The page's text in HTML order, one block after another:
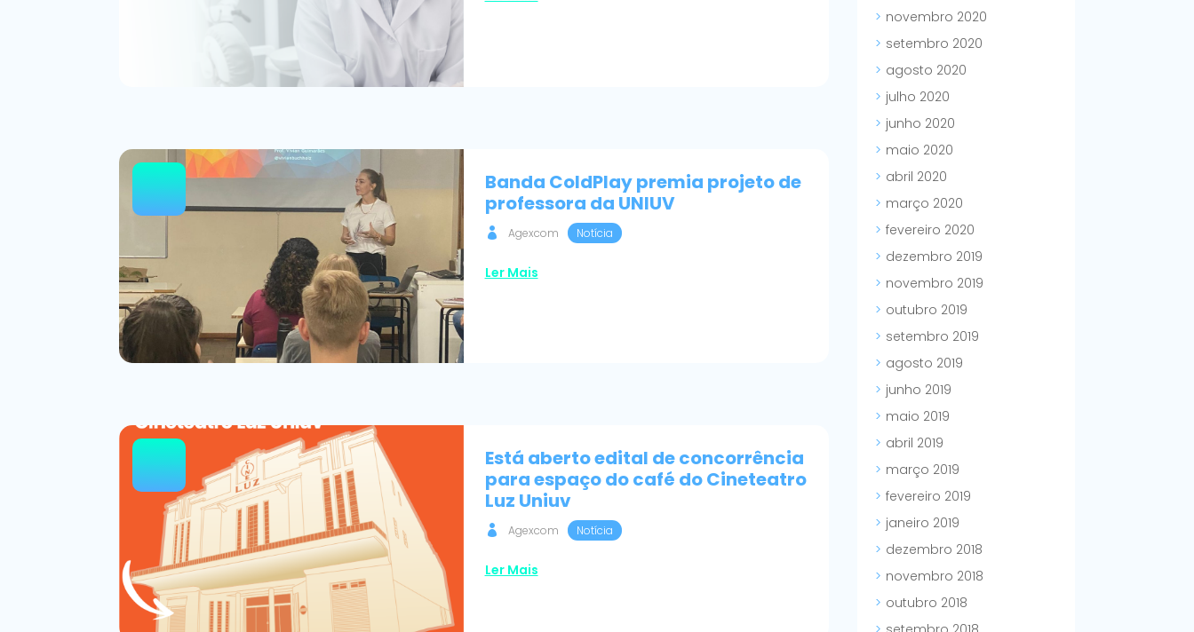
Banda ColdPlay premia projeto de
professora da UNIUV
Agexcom Notícia
Ler Mais
Está aberto edital de concorrência
para espaço do café do Cineteatro
Luz Uniuv
Agexcom Notícia
Ler Mais
novembro 2020
setembro 2020
agosto 2020
julho 2020
junho 2020
maio 2020
abril 2020
março 2020
fevereiro 2020
dezembro 2019
novembro 2019
outubro 2019
setembro 2019
agosto 2019
junho 2019
maio 2019
abril 2019
março 2019
fevereiro 2019
janeiro 2019
dezembro 2018
novembro 2018
outubro 2018